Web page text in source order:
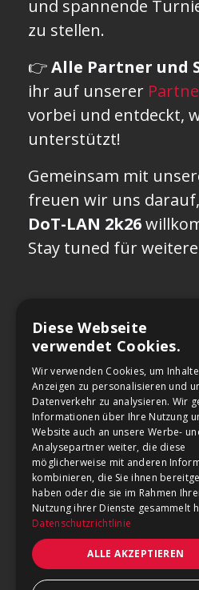
und spannende
zu stellen.
👉Alle Partner und
ihr auf unserer
vorbei und entdeckt,
unterstützt!
Gemeinsam mit
freuen wir uns
DoT-LAN 2k26
Stay tuned für
Kommentare (0)
Noch keine
Sei der/die Erste!
Melde dich an, um
schreiben.
Diese Webseite
verwendet Cookies.
Wir verwenden Cookies, um
Anzeigen zu personalisieren und
Datenverkehr zu analysieren. Wir
Informationen über Ihre Nutzung
Website auch an unsere Werbe-
Analysepartner weiter, die diese
möglicherweise mit anderen
kombinieren, die Sie ihnen
haben oder die sie im Rahmen
Nutzung ihrer Dienste gesammelt
Datenschutzrichtlinie
ALLE AKZEPTIEREN